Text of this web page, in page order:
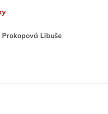
Prokopová Libuše